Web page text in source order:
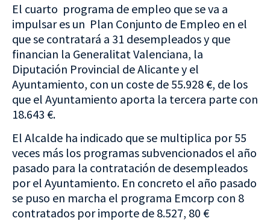
El cuarto programa de empleo que se va a
impulsar es un Plan Conjunto de Empleo en el
que se contratará a 31 desempleados y que
financian la Generalitat Valenciana, la
Diputación Provincial de Alicante y el
Ayuntamiento, con un coste de 55.928 €, de los
que el Ayuntamiento aporta la tercera parte con
18.643 €.
El Alcalde ha indicado que se multiplica por 55
veces más los programas subvencionados el año
pasado para la contratación de desempleados
por el Ayuntamiento. En concreto el año pasado
se puso en marcha el programa Emcorp con 8
contratados por importe de 8.527, 80 €